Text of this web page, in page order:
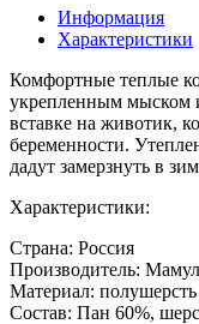
Информация
Характеристики
Комфортные теплые
укрепленным мыском
вставке на животик,
беременности.
дадут замерзнуть в
Характеристики:
Страна: Россия
Производитель:
Материал: полушерсть
Состав: Пан 60%,